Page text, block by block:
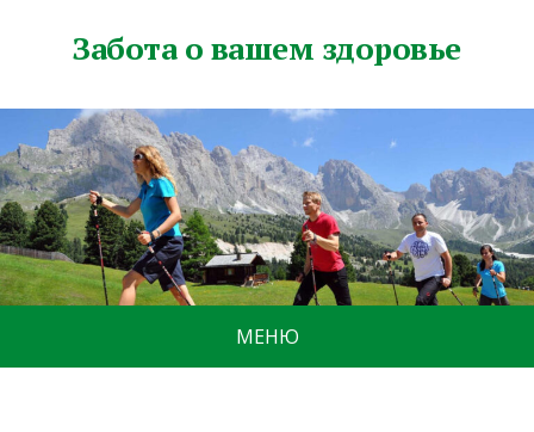
Забота о вашем здоровье
МЕНЮ